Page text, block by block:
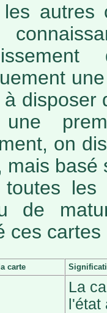
les autres
à disposer
on
mais basé
toutes
de
ces
carte
La